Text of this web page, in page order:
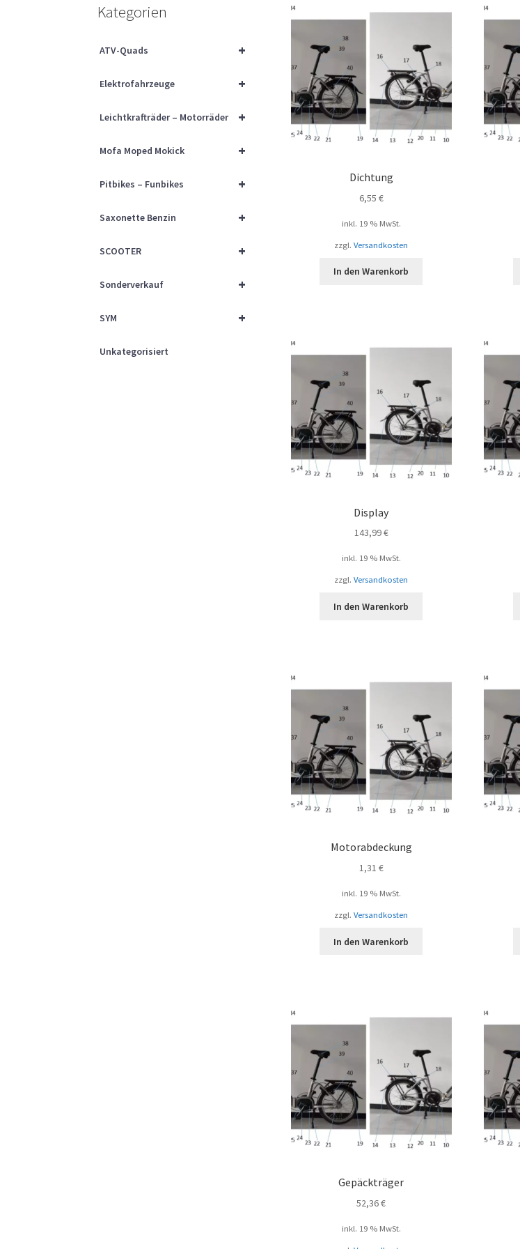
Dichtung
6,55 €
inkl. 19 % MwSt.
zzgl.Versandkosten
In den Warenkorb
Display
143,99€
inkl. 19 % MwSt.
zzgl.Versandkosten
In den Warenkorb
Motorabdeckung
1,31 €
inkl. 19 % MwSt.
zzgl.Versandkosten
In den Warenkorb
Gepäckträger
52,36€
inkl. 19 % MwSt.
Kategorien
+
ATV-Quads
+
Elektrofahrzeuge
+
Leichtkrafträder – Motorräder
+
Mofa Moped Mokick
+
Pitbikes – Funbikes
+
Saxonette Benzin
+
SCOOTER
+
Sonderverkauf
+
SYM
Unkategorisiert